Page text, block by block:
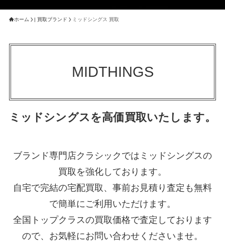
ホーム | 買取ブランド ミッドシングス 買取
MIDTHINGS
ミッドシングスを高価買取いたします。
ブランド専門店クラシックではミッドシングスの
買取を強化しております。
自宅で完結の宅配買取、事前お見積り査定も無料
で簡単にご利用いただけます。
全国トップクラスの買取価格で査定しております
ので、お気軽にお問い合わせくださいませ。